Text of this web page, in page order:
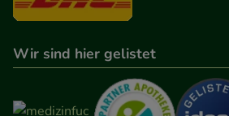
Wir sind hier gelistet